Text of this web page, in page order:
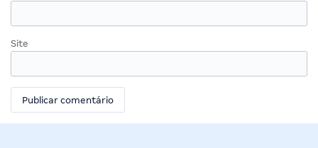
Site